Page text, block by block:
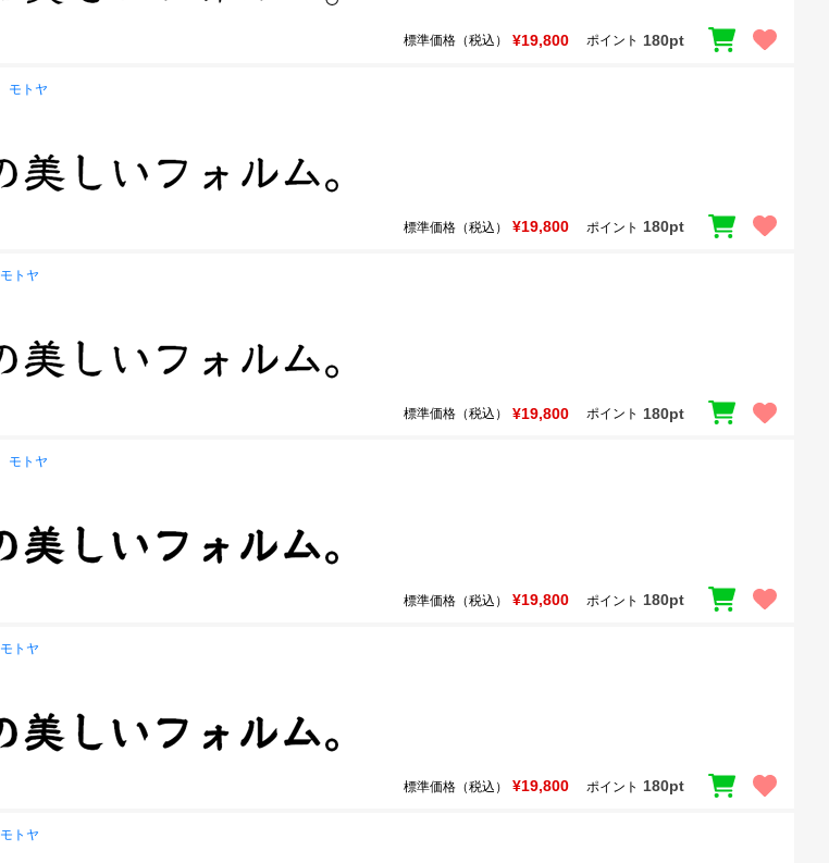
標準価格（税込） ¥19,800 ポイント 180pt
モトヤ
標準価格（税込） ¥19,800 ポイント 180pt
モトヤ
標準価格（税込） ¥19,800 ポイント 180pt
モトヤ
標準価格（税込） ¥19,800 ポイント 180pt
モトヤ
標準価格（税込） ¥19,800 ポイント 180pt
モトヤ